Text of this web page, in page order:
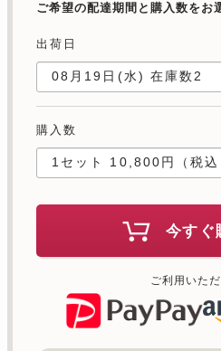
ご希望の配達期間と購入数をお
出荷日
購入数
今すぐ
ご利用いた